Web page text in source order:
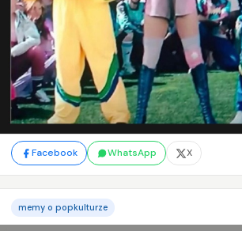
Facebook WhatsApp X
memy o popkulturze